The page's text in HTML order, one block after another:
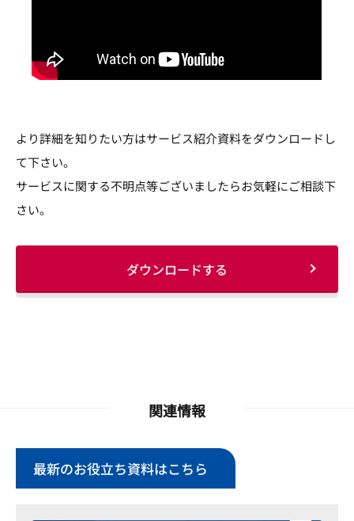
より詳細を知りたい方はサービス紹介資料をダウンロードし
て下さい。
サービスに関する不明点等ございましたらお気軽にご相談下
さい。
ダウンロードする
関連情報
最新のお役立ち資料はこちら